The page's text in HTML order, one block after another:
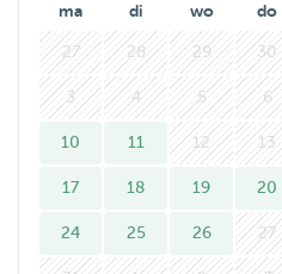
ma di wo do
27 28 29 30
3 4 5 6
10 11 12 13
17 18 19 20
24 25 26 27